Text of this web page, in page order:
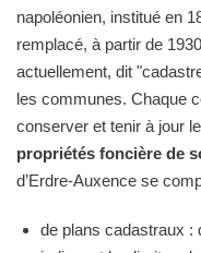
napoléonien, institué en
remplacé, à partir de
actuellement, dit
les communes. Chaque
conserver et tenir à jour
propriétés foncière de
d’Erdre-Auxence se
de plans cadastraux :